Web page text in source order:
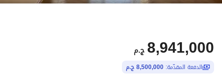
ج.م 8,941,000
الدفعة المقدّمة: 8,500,000 ج.م